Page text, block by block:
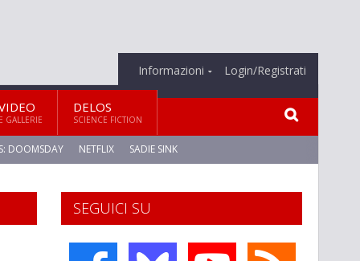
Informazioni Login/Registrati
E GALLERIE
DELOS
SCIENCE FICTION
DOOMSDAY NETFLIX SADIE SINK
SEGUICI SU